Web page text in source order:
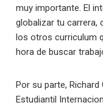
muy importante. El
globalizar tu carrera,
los otros curriculum
hora de buscar
Por su parte, Richard
Estudiantil